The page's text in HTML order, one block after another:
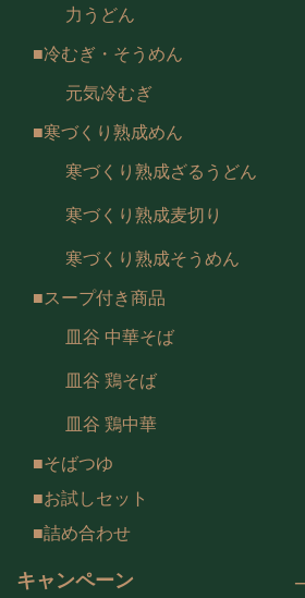
力うどん
冷むぎ・そうめん
元気冷むぎ
寒づくり熟成めん
寒づくり熟成ざるうどん
寒づくり熟成麦切り
寒づくり熟成そうめん
スープ付き商品
皿谷 中華そば
皿谷 鶏そば
皿谷 鶏中華
そばつゆ
お試しセット
詰め合わせ
キャンペーン